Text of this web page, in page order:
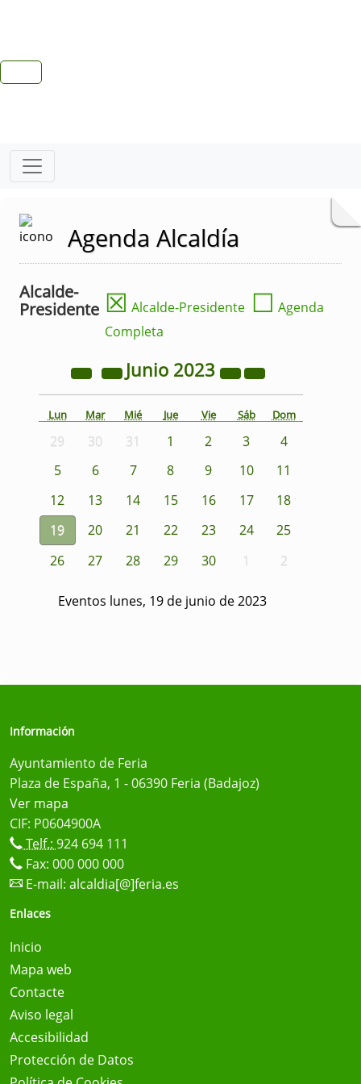
Agenda Alcaldía
Alcalde-
Presidente ☒ Alcalde-Presidente ☐ Agenda
Completa
Junio 2023
Lun Mar Mié Jue Vie Sáb Dom
29 30 31 1 2 3
4
5
6 7 8 9 10
11
12
13 14 15 16 17
18
19
20 21 22 23 24
25
26
27 28 29 30 1 2
Eventos lunes, 19 de junio de 2023
Información
Ayuntamiento de Feria
Plaza de España, 1 - 06390 Feria (Badajoz)
Ver mapa
CIF: P0604900A
Telf.: 924 694 111
Fax: 000 000 000
E-mail: alcaldia[@]feria.es
Enlaces
Inicio
Mapa web
Contacte
Aviso legal
Accesibilidad
Protección de Datos